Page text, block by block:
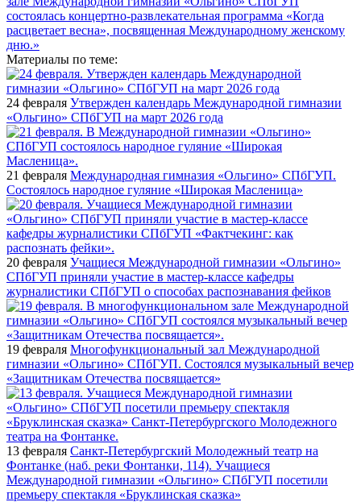
Материалы по теме:
24 февраля Утвержден календарь Международной гимназии
«Ольгино» СПбГУП на март 2026 года
21 февраля Международная гимназия «Ольгино» СПбГУП.
Состоялось народное гуляние «Широкая Масленица»
20 февраля Учащиеся Международной гимназии «Ольгино»
СПбГУП приняли участие в мастер-классе кафедры
журналистики СПбГУП о способах распознавания фейков
19 февраля Многофункциональный зал Международной
гимназии «Ольгино» СПбГУП. Состоялся музыкальный вечер
«Защитникам Отечества посвящается»
13 февраля Санкт-Петербургский Молодежный театр на
Фонтанке (наб. реки Фонтанки, 114). Учащиеся
Международной гимназии «Ольгино» СПбГУП посетили
премьеру спектакля «Бруклинская сказка»